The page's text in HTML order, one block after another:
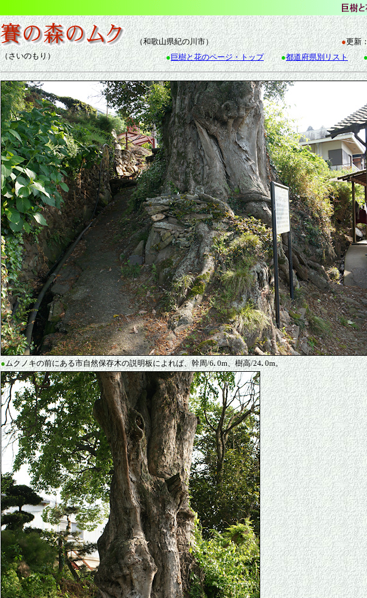
（和歌山県紀の川市） ●更新
（さいのもり）
●巨樹と花のページ・トップ ●都道府県別リスト
●ムクノキの前にある市自然保存木の説明板によれば、幹周/6.0m、樹高/24.0m。